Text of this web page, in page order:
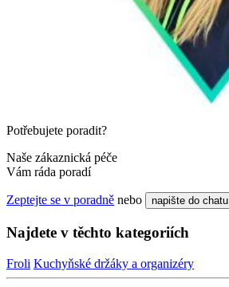
Potřebujete poradit?
Naše zákaznická péče
Vám ráda poradí
Zeptejte se v poradně nebo napište do chatu
Najdete v těchto kategoriích
Froli Kuchyňské držáky a organizéry